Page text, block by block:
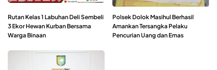
Rutan Kelas 1 Labuhan Deli Sembeli
3 Ekor Hewan Kurban Bersama
Warga Binaan
Polsek Dolok Masihul Berhasil
Amankan Tersangka Pelaku
Pencurian Uang dan Emas